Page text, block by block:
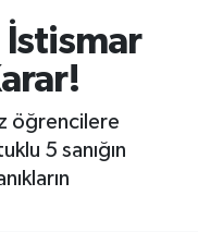
İstismar
öğrencilere
5 sanığın